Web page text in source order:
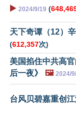
▶️ 2024/9/19 (
天下奇谭（12）
(612,357次)
美国掐住中共高
后一夜》
🖼️ 2024/
台风贝碧嘉重创